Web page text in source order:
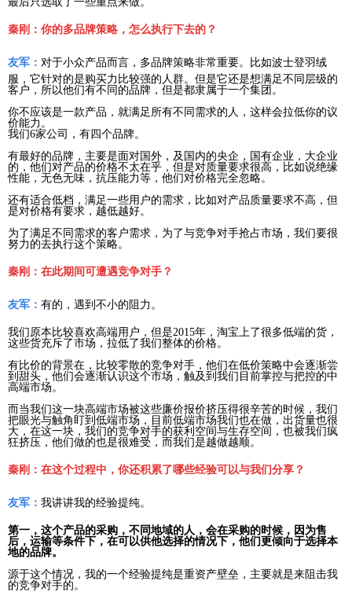
秦刚：你的多品牌策略，怎么执行下去的？
友军： 对于小众产品而言，多品牌策略非常重要。比如波士登羽绒
服，它针对的是购买力比较强的人群。但是它还是想满足不同层级的
客户，所以他们有不同的品牌，但是都隶属于一个集团。
你不应该是一款产品，就满足所有不同需求的人，这样会拉低你的议
价能力。
我们6家公司，有四个品牌。
有最好的品牌，主要是面对国外，及国内的央企，国有企业，大企业
的，他们对产品的价格不太在乎，但是对质量要求很高，比如说绝缘
性能，无色无味，抗压能力等，他们对价格完全忽略。
还有适合低档，满足一些用户的需求，比如对产品质量要求不高，但
是对价格有要求，越低越好。
为了满足不同需求的客户需求，为了与竞争对手抢占市场，我们要很
努力的去执行这个策略。
秦刚：在此期间可遭遇竞争对手？
友军： 有的，遇到不小的阻力。
我们原本比较喜欢高端用户，但是2015年，淘宝上了很多低端的货，
这些货充斥了市场，拉低了我们整体的价格。
有比价的背景在，比较零散的竞争对手，他们在低价策略中会逐渐尝
到甜头，他们会逐渐认识这个市场，触及到我们目前掌控与把控的中
高端市场。
而当我们这一块高端市场被这些廉价报价挤压得很辛苦的时候，我们
把眼光与触角盯到低端市场，目前低端市场我们也在做，出货量也很
大，在这一块，我们的竞争对手的获利空间与生存空间，也被我们疯
狂挤压，他们做的也是很难受，而我们是越做越顺。
秦刚：在这个过程中，你还积累了哪些经验可以与我们分享？
友军： 我讲讲我的经验提纯。
第一，这个产品的采购，不同地域的人，会在采购的时候，因为售
后，运输等条件下，在可以供他选择的情况下，他们更倾向于选择本
地的品牌。
源于这个情况，我的一个经验提纯是重资产壁垒，主要就是来阻击我
的竞争对手的。